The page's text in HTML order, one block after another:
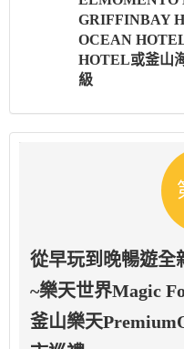
GRIFFINBAY
OCEAN
HOTEL或釜山
級
從早玩到晚暢遊全
~樂天世界Magic
釜山樂天